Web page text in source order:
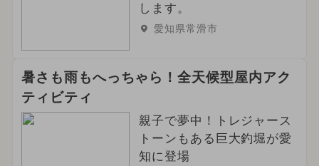
します。
愛知県常滑市
暑さも雨もへっちゃら！全天候型屋内アク
ティビティ
親子で夢中！トレジャース
トーンもある巨大釣堀が愛
知に登場